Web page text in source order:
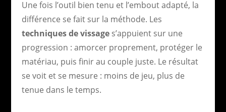
Une fois l’outil bien tenu et l’embout adapté, la
différence se fait sur la méthode. Les
techniques de vissages’appuient sur une
progression : amorcer proprement, protéger le
matériau, puis finir au couple juste. Le résultat
se voit et se mesure : moins de jeu, plus de
tenue dans le temps.